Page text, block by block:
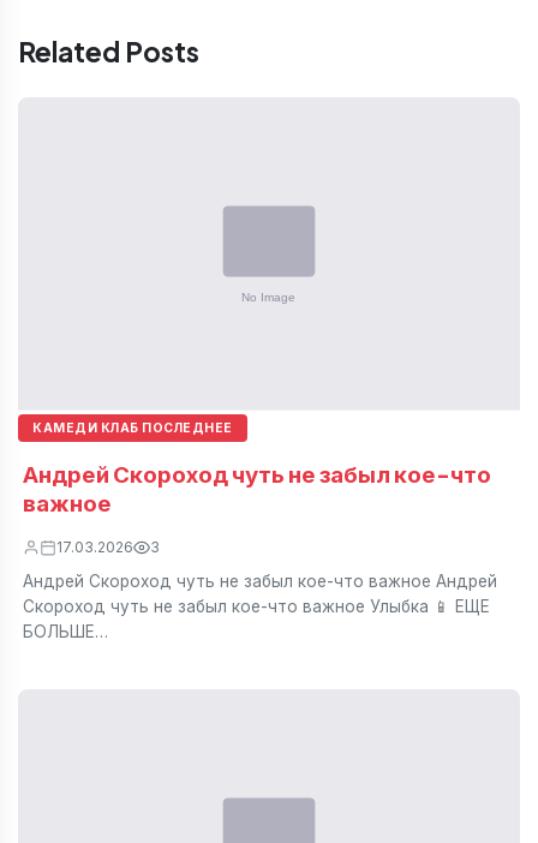
Related Posts
КАМЕДИ КЛАБ ПОСЛЕДНЕЕ
Андрей Скороход чуть не забыл кое-что
важное
17.03.2026 3
Андрей Скороход чуть не забыл кое-что важное Андрей
Скороход чуть не забыл кое-что важное Улыбка 📱 ЕЩЕ
БОЛЬШЕ…